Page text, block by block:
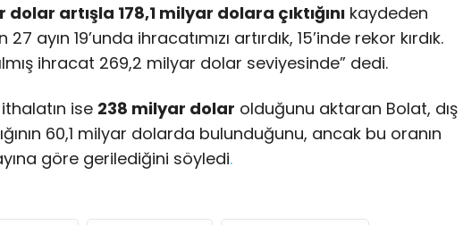
artışla 178,1 milyar dolara çıktığını kaydeden
27 ayın 19’unda ihracatımızı artırdık, 15’inde rekor kırdık.
ihracat 269,2 milyar dolar seviyesinde” dedi.
ise 238 milyar dolar olduğunu aktaran Bolat, dış
60,1 milyar dolarda bulunduğunu, ancak bu oranın
göre gerilediğini söyledi.